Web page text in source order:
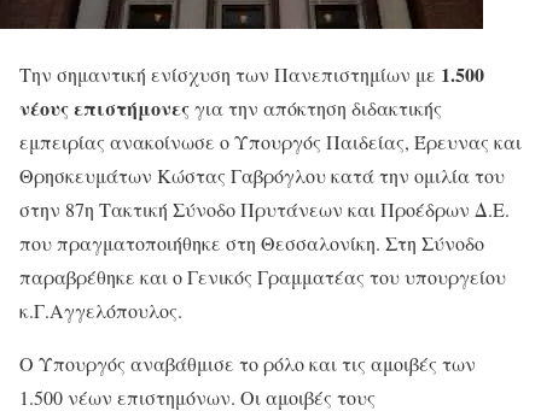
Την σημαντική ενίσχυση των Πανεπιστημίων με 1.500
νέους επιστήμονεςγια την απόκτηση διδακτικής
εμπειρίας ανακοίνωσε ο Υπουργός Παιδείας, Έρευνας και
Θρησκευμάτων Κώστας Γαβρόγλου κατά την ομιλία του
στην 87η Τακτική Σύνοδο Πρυτάνεων και Προέδρων Δ.Ε.
που πραγματοποιήθηκε στη Θεσσαλονίκη. Στη Σύνοδο
παραβρέθηκε και ο Γενικός Γραμματέας του υπουργείου
κ.Γ.Αγγελόπουλος.
Ο Υπουργός αναβάθμισε το ρόλο και τις αμοιβές των
1.500 νέων επιστημόνων. Οι αμοιβές τους